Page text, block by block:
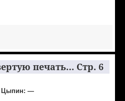
печать… Стр. 6
Цыпин: —